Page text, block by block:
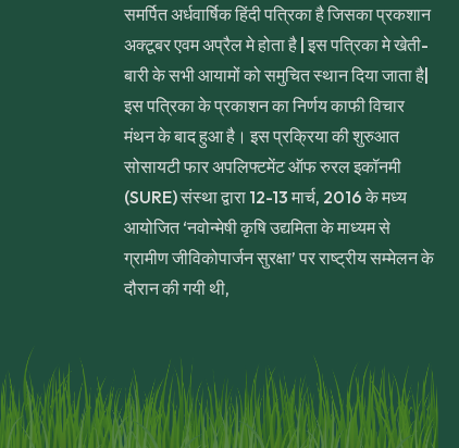
समर्पित अर्धवार्षिक हिंदी पत्रिका है जिसका प्रकशान
अक्टूबर एवम अप्रैल मे होता है | इस पत्रिका मे खेती-
बारी के सभी आयामों को समुचित स्थान दिया जाता है|
इस पत्रिका के प्रकाशन का निर्णय काफी विचार
मंथन के बाद हुआ है। इस प्रक्रिया की शुरुआत
सोसायटी फार अपलिफ्टमेंट ऑफ रुरल इकॉनमी
(SURE) संस्था द्वारा 12-13 मार्च, 2016 के मध्य
आयोजित ‘नवोन्मेषी कृषि उद्यमिता के माध्यम से
ग्रामीण जीविकोपार्जन सुरक्षा’ पर राष्ट्रीय सम्मेलन के
दौरान की गयी थी,